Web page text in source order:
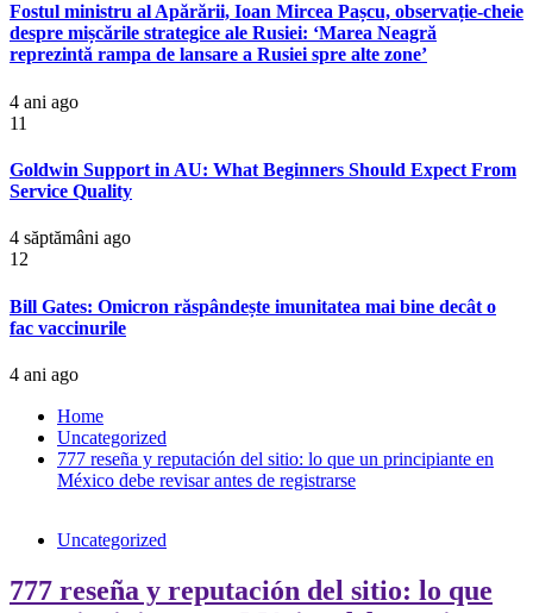
Fostul ministru al Apărării, Ioan Mircea Pașcu, observație-cheie
despre mișcările strategice ale Rusiei: ‘Marea Neagră
reprezintă rampa de lansare a Rusiei spre alte zone’
4 ani ago
11
Goldwin Support in AU: What Beginners Should Expect From
Service Quality
4 săptămâni ago
12
Bill Gates: Omicron răspândește imunitatea mai bine decât o
fac vaccinurile
4 ani ago
Home
Uncategorized
777 reseña y reputación del sitio: lo que un principiante en
México debe revisar antes de registrarse
Uncategorized
777 reseña y reputación del sitio: lo que